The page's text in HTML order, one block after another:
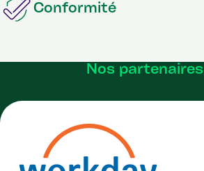
Conformité
Nos partenaires